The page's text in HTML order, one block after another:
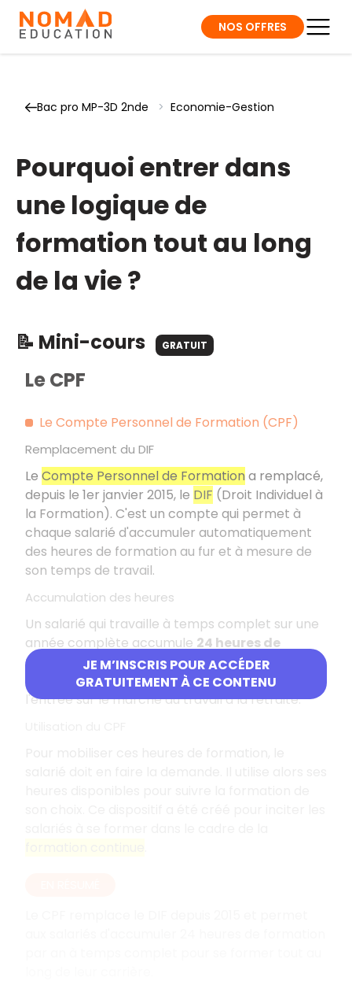
NOS OFFRES
Bac pro MP-3D 2nde > Economie-Gestion
Pourquoi entrer dans
une logique de
formation tout au long
de la vie ?
📝 Mini-cours GRATUIT
JE M’INSCRIS POUR ACCÉDER
GRATUITEMENT À CE CONTENU
Le CPF
Le Compte Personnel de Formation (CPF)
Remplacement du DIF
Le Compte Personnel de Formation a remplacé,
depuis le 1er janvier 2015, le DIF (Droit Individuel à
la Formation). C'est un compte qui permet à
chaque salarié d'accumuler automatiquement
des heures de formation au fur et à mesure de
son temps de travail.
Accumulation des heures
Un salarié qui travaille à temps complet sur une
année complète accumule 24 heures de
formation. Tous les salariés disposent d'un CPF
individuel tout au long de leur carrière, de
l'entrée sur le marché du travail à la retraite.